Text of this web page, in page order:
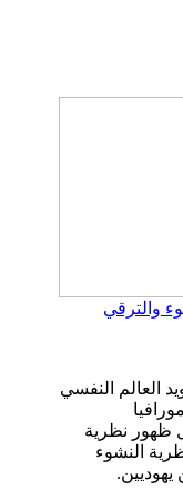
والترقي
العالم النفسي
1856 م، أي قبل ظهور نظرية
النشوء
يهوديين.